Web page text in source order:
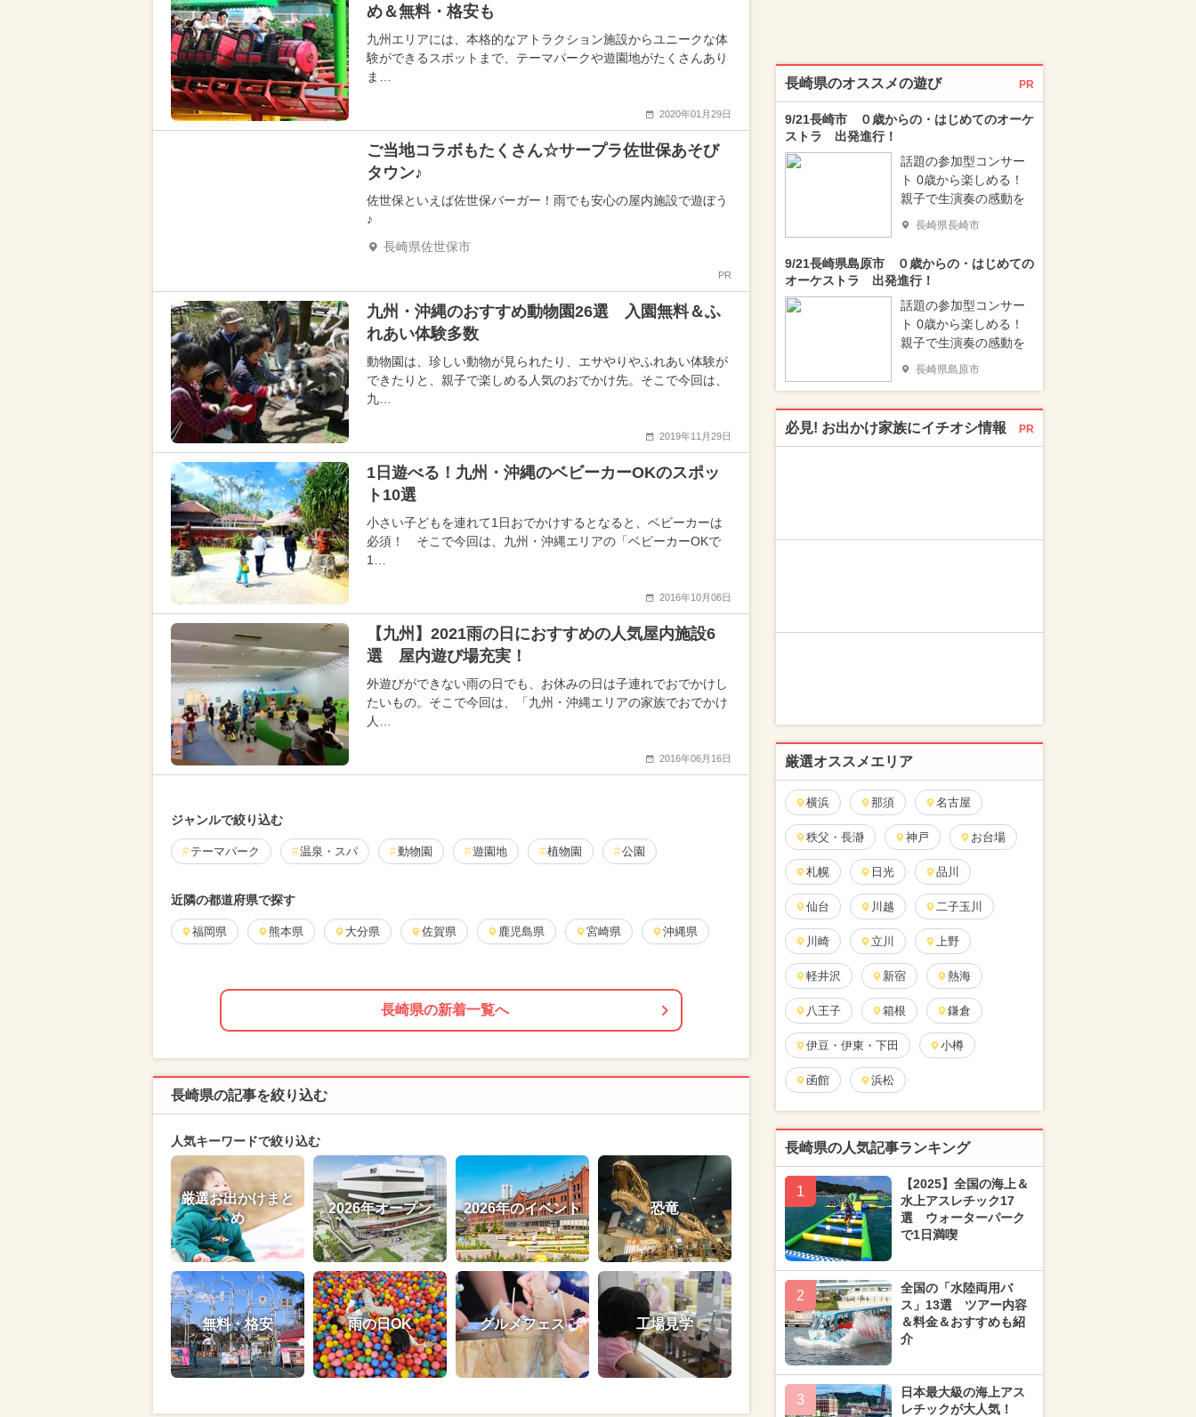
め＆無料・格安も
九州エリアには、本格的なアトラクション施設からユニークな体
験ができるスポットまで、テーマパークや遊園地がたくさんあり
ま…
2020年01月29日
ご当地コラボもたくさん☆サープラ佐世保あそび
タウン♪
佐世保といえば佐世保バーガー！雨でも安心の屋内施設で遊ぼう
♪
長崎県佐世保市
PR
九州・沖縄のおすすめ動物園26選 入園無料＆ふ
れあい体験多数
動物園は、珍しい動物が見られたり、エサやりやふれあい体験が
できたりと、親子で楽しめる人気のおでかけ先。そこで今回は、
九…
2019年11月29日
1日遊べる！九州・沖縄のベビーカーOKのスポッ
ト10選
小さい子どもを連れて1日おでかけするとなると、ベビーカーは
必須！ そこで今回は、九州・沖縄エリアの「ベビーカーOKで
1…
2016年10月06日
【九州】2021雨の日におすすめの人気屋内施設6
選 屋内遊び場充実！
外遊びができない雨の日でも、お休みの日は子連れでおでかけし
たいもの。そこで今回は、「九州・沖縄エリアの家族でおでかけ
人…
2016年06月16日
ジャンルで絞り込む
テーマパーク 温泉・スパ 動物園 遊園地 植物園 公園
近隣の都道府県で探す
福岡県 熊本県 大分県 佐賀県 鹿児島県 宮崎県 沖縄県
長崎県の新着一覧へ
長崎県の記事を絞り込む
人気キーワードで絞り込む
厳選お出かけまと
め
2026年オープン 2026年のイベント 恐竜
無料・格安 雨の日OK グルメフェス 工場見学
長崎県のオススメの遊び PR
9/21長崎市 ０歳からの・はじめてのオーケ
ストラ 出発進行！
話題の参加型コンサー
ト 0歳から楽しめる！
親子で生演奏の感動を
長崎県長崎市
9/21長崎県島原市 ０歳からの・はじめての
オーケストラ 出発進行！
話題の参加型コンサー
ト 0歳から楽しめる！
親子で生演奏の感動を
長崎県島原市
必見! お出かけ家族にイチオシ情報 PR
厳選オススメエリア
横浜 那須 名古屋
秩父・長瀞 神戸 お台場
札幌 日光 品川
仙台 川越 二子玉川
川崎 立川 上野
軽井沢 新宿 熱海
八王子 箱根 鎌倉
伊豆・伊東・下田 小樽
函館 浜松
長崎県の人気記事ランキング
1
【2025】全国の海上＆
水上アスレチック17
選 ウォーターパーク
で1日満喫
2
全国の「水陸両用バ
ス」13選 ツアー内容
＆料金＆おすすめも紹
介
3
日本最大級の海上アス
レチックが大人気！